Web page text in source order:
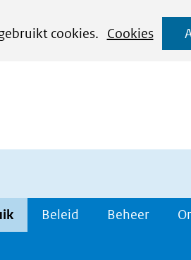
cookies.
Cookies
Beleid Beheer